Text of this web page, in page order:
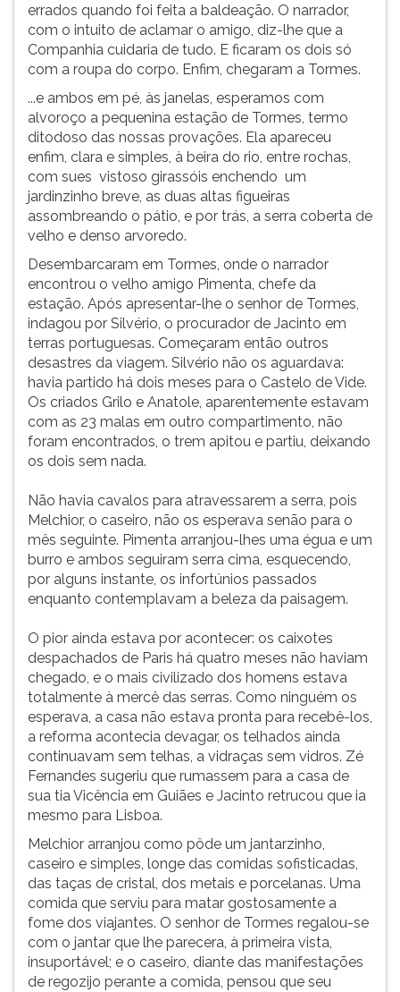
errados quando foi feita a baldeação. O narrador,
com o intuito de aclamar o amigo, diz-lhe que a
Companhia cuidaria de tudo. E ficaram os dois só
com a roupa do corpo. Enfim, chegaram a Tormes.
...e ambos em pé, às janelas, esperamos com
alvoroço a pequenina estação de Tormes, termo
ditodoso das nossas provações. Ela apareceu
enfim, clara e simples, à beira do rio, entre rochas,
com sues vistoso girassóis enchendo um
jardinzinho breve, as duas altas figueiras
assombreando o pátio, e por trás, a serra coberta de
velho e denso arvoredo.
Desembarcaram em Tormes, onde o narrador
encontrou o velho amigo Pimenta, chefe da
estação. Após apresentar-lhe o senhor de Tormes,
indagou por Silvério, o procurador de Jacinto em
terras portuguesas. Começaram então outros
desastres da viagem. Silvério não os aguardava:
havia partido há dois meses para o Castelo de Vide.
Os criados Grilo e Anatole, aparentemente estavam
com as 23 malas em outro compartimento, não
foram encontrados, o trem apitou e partiu, deixando
os dois sem nada.
Não havia cavalos para atravessarem a serra, pois
Melchior, o caseiro, não os esperava senão para o
mês seguinte. Pimenta arranjou-lhes uma égua e um
burro e ambos seguiram serra cima, esquecendo,
por alguns instante, os infortúnios passados
enquanto contemplavam a beleza da paisagem.
O pior ainda estava por acontecer: os caixotes
despachados de Paris há quatro meses não haviam
chegado, e o mais civilizado dos homens estava
totalmente à mercê das serras. Como ninguém os
esperava, a casa não estava pronta para recebê-los,
a reforma acontecia devagar, os telhados ainda
continuavam sem telhas, a vidraças sem vidros. Zé
Fernandes sugeriu que rumassem para a casa de
sua tia Vicência em Guiães e Jacinto retrucou que ia
mesmo para Lisboa.
Melchior arranjou como pôde um jantarzinho,
caseiro e simples, longe das comidas sofisticadas,
das taças de cristal, dos metais e porcelanas. Uma
comida que serviu para matar gostosamente a
fome dos viajantes. O senhor de Tormes regalou-se
com o jantar que lhe parecera, à primeira vista,
insuportável; e o caseiro, diante das manifestações
de regozijo perante a comida, pensou que seu